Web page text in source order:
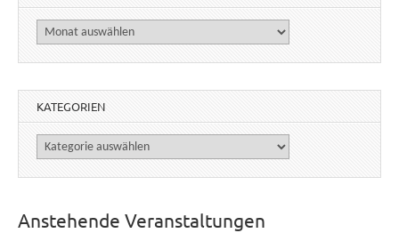
Archiv
KATEGORIEN
Kategorien
Anstehende Veranstaltungen